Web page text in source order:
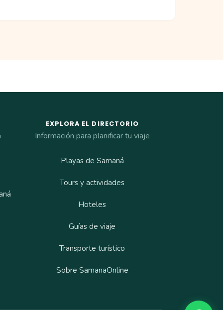
EXPLORA EL DIRECTORIO
Información para planificar tu viaje
Playas de Samaná
Tours y actividades
Hoteles
Guías de viaje
Transporte turístico
Sobre SamanaOnline